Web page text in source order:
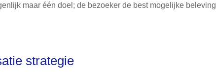
maar één doel; de bezoeker de best mogelijke beleving
strategie